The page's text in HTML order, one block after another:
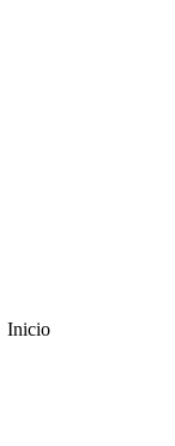
Inicio